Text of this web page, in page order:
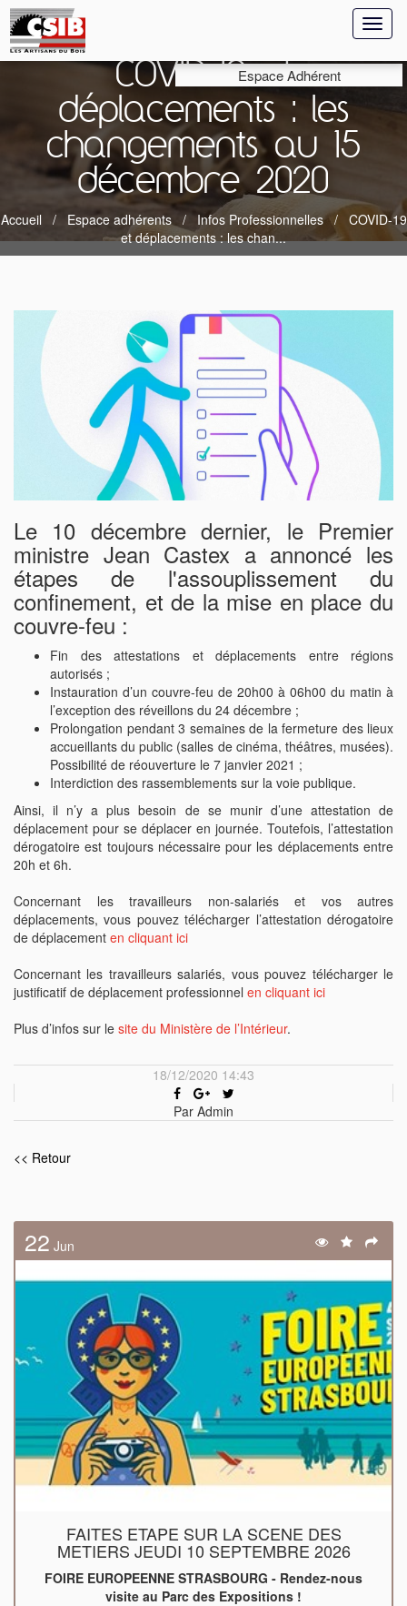
Espace Adhérent
COVID-19 et
déplacements : les
changements au 15
décembre 2020
Accueil Espace adhérents Infos Professionnelles
COVID-19
et déplacements : les chan...
Le 10 décembre dernier, le Premier
ministre Jean Castex a annoncé les
étapes de l'assouplissement du
confinement, et de la mise en place du
couvre-feu :
Fin des attestations et déplacements entre régions
autorisés ;
Instauration d’un couvre-feu de 20h00 à 06h00 du matin à
l’exception des réveillons du 24 décembre ;
Prolongation pendant 3 semaines de la fermeture des lieux
accueillants du public (salles de cinéma, théâtres, musées).
Possibilité de réouverture le 7 janvier 2021 ;
Interdiction des rassemblements sur la voie publique.
Ainsi, il n’y a plus besoin de se munir d’une attestation de
déplacement pour se déplacer en journée. Toutefois, l’attestation
dérogatoire est toujours nécessaire pour les déplacements entre
20h et 6h.
Concernant les travailleurs non-salariés et vos autres
déplacements, vous pouvez télécharger l’attestation dérogatoire
de déplacement en cliquant ici
Concernant les travailleurs salariés, vous pouvez télécharger le
justificatif de déplacement professionnel en cliquant ici
Plus d’infos sur le site du Ministère de l’Intérieur.
18/12/2020 14:43
Par Admin
<< Retour
22 Jun
FAITES ETAPE SUR LA SCENE DES
METIERS JEUDI 10 SEPTEMBRE 2026
FOIRE EUROPEENNE STRASBOURG - Rendez-nous
visite au Parc des Expositions !